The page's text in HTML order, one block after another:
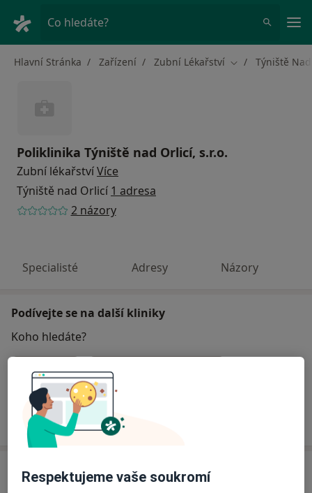
Co hledáte?
Hlavní Stránka Zařízení Zubní Lékařství Změna města
Týniště
Poliklinika Týniště nad Orlicí, s.r.o.
Zubní lékařstvíVíce
Týniště nad Orlicí 1 adresa
2 názory
Specialisté Adresy Názory
Podívejte se na další kliniky
Koho hledáte?
Pediatr
Hledejte jinou specializaci
Specialisté Ověřte svou pojišťovnu
Respektujeme vaše soukromí